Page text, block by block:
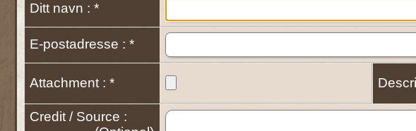
Ditt navn : *
E-postadresse : *
Attachment : *
Credit / Source :